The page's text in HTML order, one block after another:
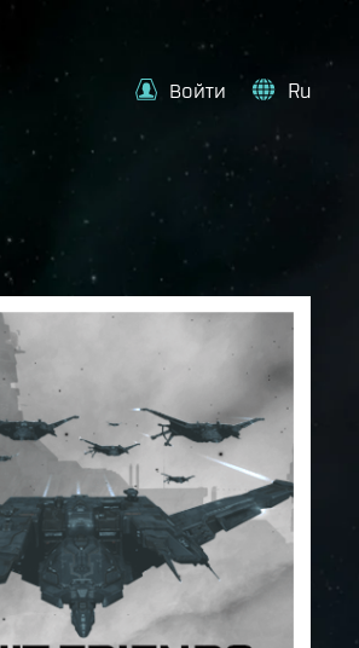
Войти Ru